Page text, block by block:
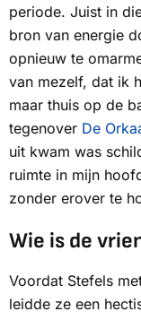
periode. Juist in
bron van energie
opnieuw te
van mezelf, dat ik
maar thuis op de
tegenover De
uit kwam was
ruimte in mijn
zonder erover te
Wie is de
Voordat Stefels
leidde ze een